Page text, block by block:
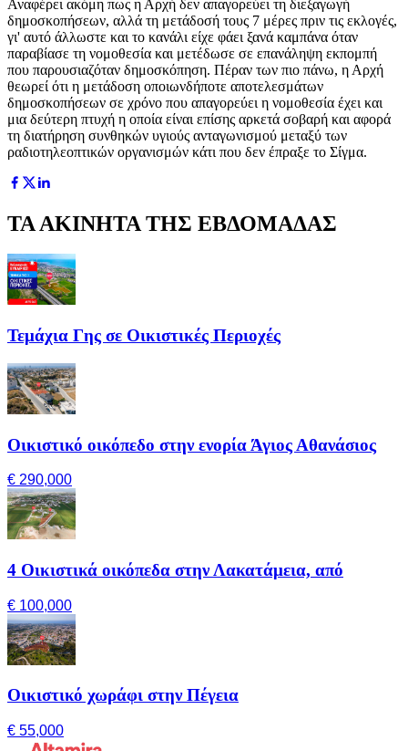
Αναφέρει ακόμη πως η Αρχή δεν απαγορεύει τη διεξαγωγή
δημοσκοπήσεων, αλλά τη μετάδοσή τους 7 μέρες πριν τις εκλογές,
γι' αυτό άλλωστε και το κανάλι είχε φάει ξανά καμπάνα όταν
παραβίασε τη νομοθεσία και μετέδωσε σε επανάληψη εκπομπή
που παρουσιαζόταν δημοσκόπηση. Πέραν των πιο πάνω, η Αρχή
θεωρεί ότι η μετάδοση οποιωνδήποτε αποτελεσμάτων
δημοσκοπήσεων σε χρόνο που απαγορεύει η νομοθεσία έχει και
μια δεύτερη πτυχή η οποία είναι επίσης αρκετά σοβαρή και αφορά
τη διατήρηση συνθηκών υγιούς ανταγωνισμού μεταξύ των
ραδιοτηλεοπτικών οργανισμών κάτι που δεν έπραξε το Σίγμα.
ΤΑ ΑΚΙΝΗΤΑ ΤΗΣ ΕΒΔΟΜΑΔΑΣ
Τεμάχια Γης σε Οικιστικές Περιοχές
Οικιστικό οικόπεδο στην ενορία Άγιος Αθανάσιος
€ 290,000
4 Οικιστικά οικόπεδα στην Λακατάμεια, από
€ 100,000
Οικιστικό χωράφι στην Πέγεια
€ 55,000